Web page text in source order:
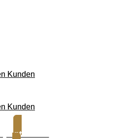
Kunden
Kunden
entdecken